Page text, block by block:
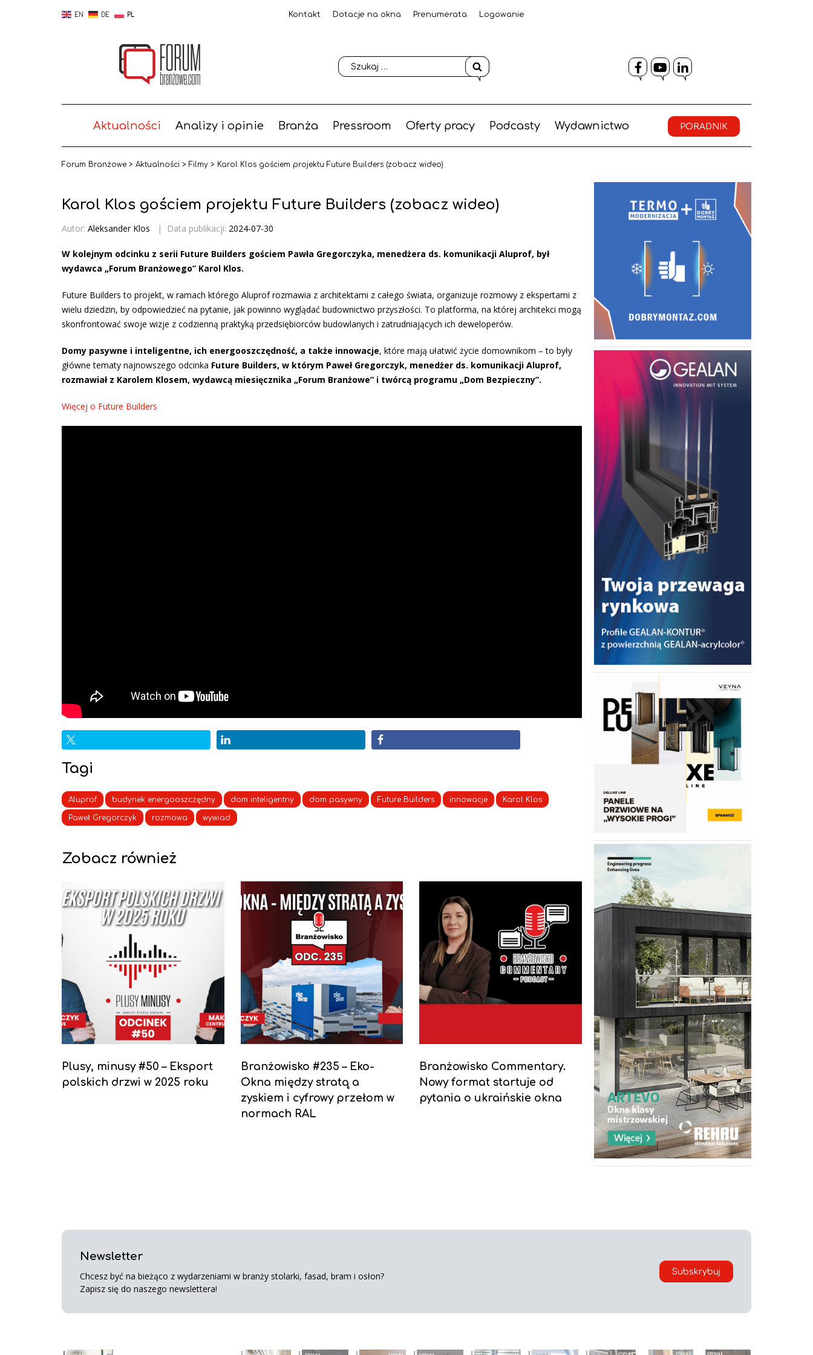
EN DE PL Kontakt Dotacje na okna Prenumerata Logowanie
Facebook
YouTube
LinkedIn
Aktualności Analizy i opinie Branża Pressroom Oferty pracy Podcasty Wydawnictwo PORADNIK
Forum Branżowe > Aktualności > Filmy > Karol Klos gościem projektu Future Builders (zobacz wideo)
Karol Klos gościem projektu Future Builders (zobacz wideo)
Autor: Aleksander Klos | Data publikacji: 2024-07-30
W kolejnym odcinku z serii Future Builders gościem Pawła Gregorczyka, menedżera ds. komunikacji Aluprof, był
wydawca „Forum Branżowego” Karol Klos.
Future Builders to projekt, w ramach którego Aluprof rozmawia z architektami z całego świata, organizuje rozmowy z ekspertami z
wielu dziedzin, by odpowiedzieć na pytanie, jak powinno wyglądać budownictwo przyszłości. To platforma, na której architekci mogą
skonfrontować swoje wizje z codzienną praktyką przedsiębiorców budowlanych i zatrudniających ich deweloperów.
Domy pasywne i inteligentne, ich energooszczędność, a także innowacje, które mają ułatwić życie domownikom – to były
główne tematy najnowszego odcinka Future Builders, w którym Paweł Gregorczyk, menedżer ds. komunikacji Aluprof,
rozmawiał z Karolem Klosem, wydawcą miesięcznika „Forum Branżowe” i twórcą programu „Dom Bezpieczny”.
Więcej o Future Builders
Tagi
Aluprof budynek energooszczędny dom inteligentny dom pasywny Future Builders innowacje Karol Klos
Paweł Gregorczyk rozmowa wywiad
Zobacz również
Plusy, minusy #50 – Eksport
polskich drzwi w 2025 roku
Branżowisko #235 – Eko-
Okna między stratą a
zyskiem i cyfrowy przełom w
normach RAL
Branżowisko Commentary.
Nowy format startuje od
pytania o ukraińskie okna
Newsletter
Chcesz być na bieżąco z wydarzeniami w branży stolarki, fasad, bram i osłon?
Zapisz się do naszego newslettera!
Subskrybuj